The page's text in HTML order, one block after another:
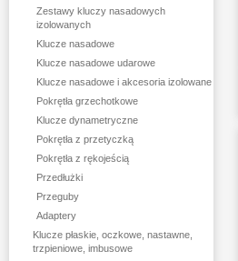
Zestawy kluczy nasadowych
izolowanych
Klucze nasadowe
Klucze nasadowe udarowe
Klucze nasadowe i akcesoria izolowane
Pokrętła grzechotkowe
Klucze dynametryczne
Pokrętła z przetyczką
Pokrętła z rękojeścią
Przedłużki
Przeguby
Adaptery
Klucze płaskie, oczkowe, nastawne,
trzpieniowe, imbusowe